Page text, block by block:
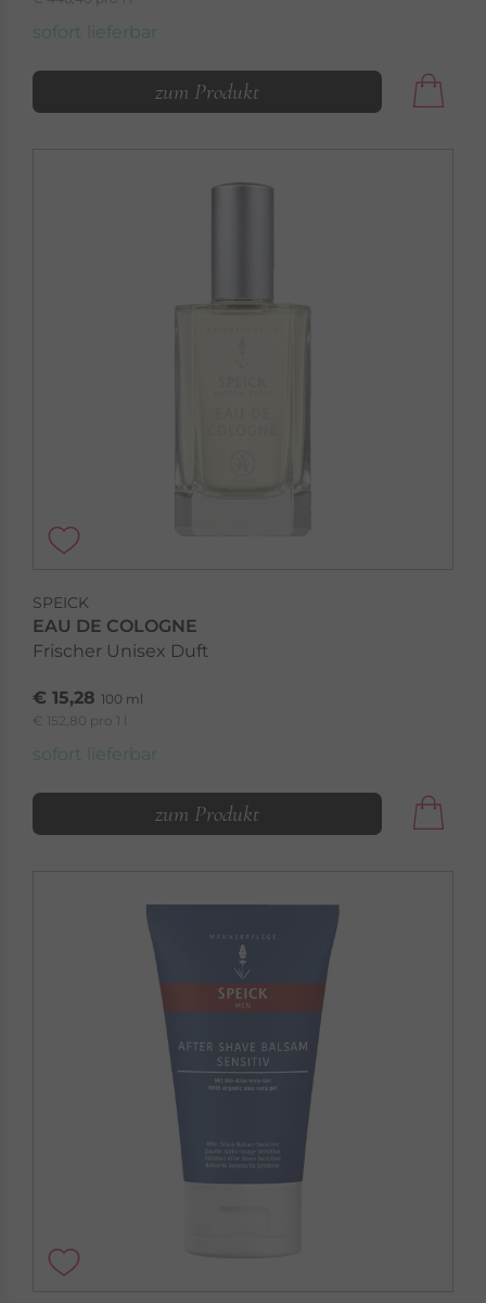
sofort lieferbar
zum Produkt
SPEICK
EAU DE COLOGNE
Frischer Unisex Duft
€ 15,28 100 ml
€ 152,80 pro 1 l
sofort lieferbar
zum Produkt